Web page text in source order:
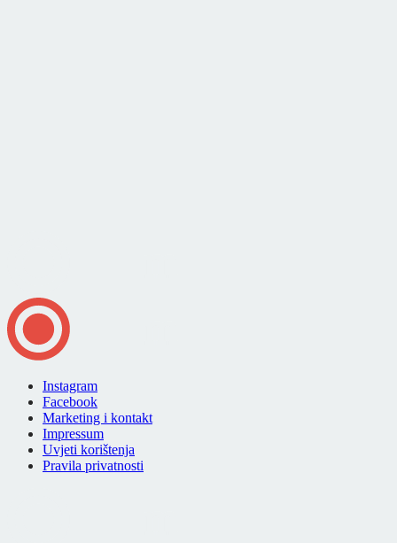
Instagram
Facebook
Marketing i kontakt
Impressum
Uvjeti korištenja
Pravila privatnosti